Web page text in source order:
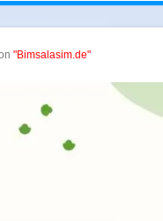
"Bimsalasim.de"